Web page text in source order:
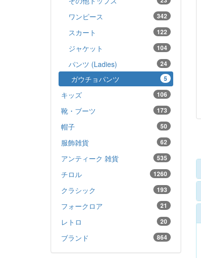
ワンピース 342
スカート 122
ジャケット 104
パンツ (Ladies) 24
ガウチョパンツ 5
キッズ 106
靴・ブーツ 173
帽子 50
服飾雑貨 62
アンティーク 雑貨 535
チロル 1260
クラシック 193
フォークロア 21
レトロ 20
ブランド 864